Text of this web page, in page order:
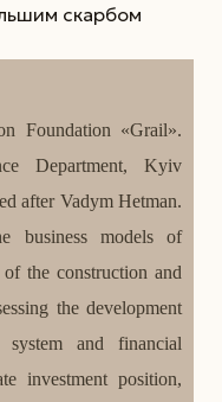
скарбом
Foundation «Grail».
Department, Kyiv
after Va­dym Hetman.
business models of
the construction and
the development
system and financial
investment position,